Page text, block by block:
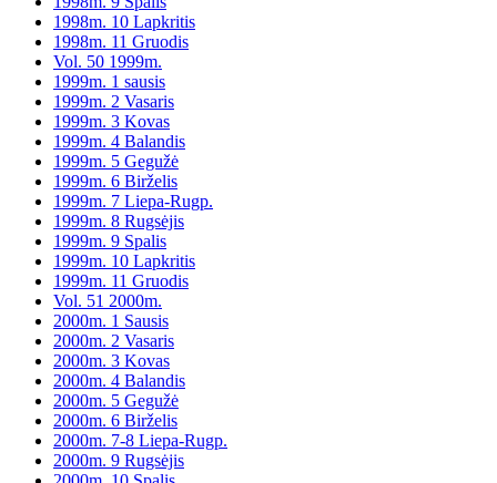
1998m. 10 Lapkritis
1998m. 11 Gruodis
Vol. 50 1999m.
1999m. 1 sausis
1999m. 2 Vasaris
1999m. 3 Kovas
1999m. 4 Balandis
1999m. 5 Gegužė
1999m. 6 Birželis
1999m. 7 Liepa-Rugp.
1999m. 8 Rugsėjis
1999m. 9 Spalis
1999m. 10 Lapkritis
1999m. 11 Gruodis
Vol. 51 2000m.
2000m. 1 Sausis
2000m. 2 Vasaris
2000m. 3 Kovas
2000m. 4 Balandis
2000m. 5 Gegužė
2000m. 6 Birželis
2000m. 7-8 Liepa-Rugp.
2000m. 9 Rugsėjis